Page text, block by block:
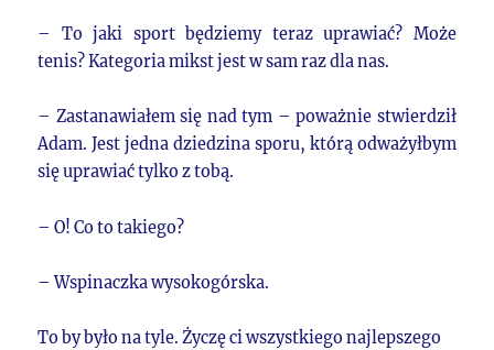
– To jaki sport będziemy teraz uprawiać? Może
tenis? Kategoria mikst jest w sam raz dla nas.
– Zastanawiałem się nad tym – poważnie stwierdził
Adam. Jest jedna dziedzina sporu, którą odważyłbym
się uprawiać tylko z tobą.
– O! Co to takiego?
– Wspinaczka wysokogórska.
To by było na tyle. Życzę ci wszystkiego najlepszego